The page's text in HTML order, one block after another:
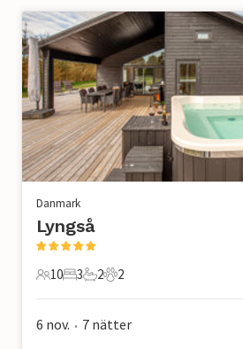
Danmark
Lyngså
10 Gäster
10
3 Sovrum
3
2 Badrum
2
2 Husdjur
2
6 nov. • 7 nätter